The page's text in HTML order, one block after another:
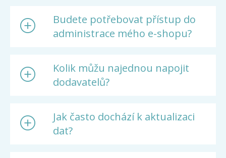
Budete potřebovat přístup do
administrace mého e-shopu?
Kolik můžu najednou napojit
dodavatelů?
Jak často dochází k aktualizaci
dat?